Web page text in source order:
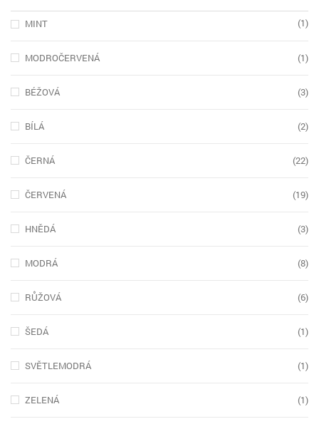
MINT (1)
MODROČERVENÁ (1)
BÉŽOVÁ (3)
BÍLÁ (2)
ČERNÁ (22)
ČERVENÁ (19)
HNĚDÁ (3)
MODRÁ (8)
RŮŽOVÁ (6)
ŠEDÁ (1)
SVĚTLEMODRÁ (1)
ZELENÁ (1)